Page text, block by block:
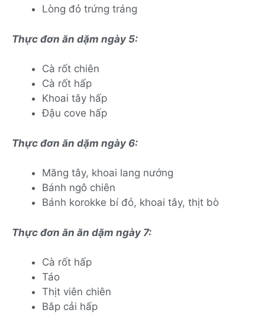
Lòng đỏ trứng tráng
Thực đơn ăn dặm ngày 5:
Cà rốt chiên
Cà rốt hấp
Khoai tây hấp
Đậu cove hấp
Thực đơn ăn dặm ngày 6:
Măng tây, khoai lang nướng
Bánh ngô chiên
Bánh korokke bí đỏ, khoai tây, thịt bò
Thực đơn ăn ăn dặm ngày 7:
Cà rốt hấp
Táo
Thịt viên chiên
Bắp cải hấp